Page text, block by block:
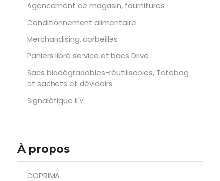
Agencement de magasin, fournitures
Conditionnement alimentaire
Merchandising, corbeilles
Paniers libre service et bacs Drive
Sacs biodégradables-réutilisables, Totebag
et sachets et dévidoirs
Signalétique ILV
À propos
COPRIMA